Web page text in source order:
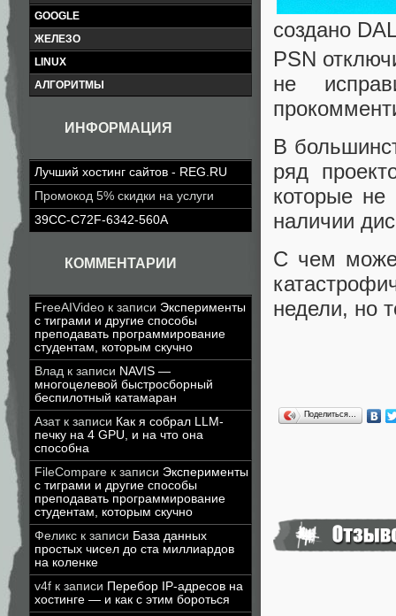
GOOGLE
ЖЕЛЕЗО
LINUX
АЛГОРИТМЫ
ИНФОРМАЦИЯ
Лучший хостинг сайтов - REG.RU
Промокод 5% скидки на услуги
39CC-C72F-6342-560A
КОММЕНТАРИИ
FreeAIVideo к записи Эксперименты
с тиграми и другие способы
преподавать программирование
студентам, которым скучно
Влад к записи NAVIS —
многоцелевой быстросборный
беспилотный катамаран
Азатк записи Как я собрал LLM-
печку на 4 GPU, и на что она
способна
FileCompare к записи Эксперименты
с тиграми и другие способы
преподавать программирование
студентам, которым скучно
Феликс к записи База данных
простых чисел до ста миллиардов
на коленке
v4f к записи Перебор IP-адресов на
хостинге — и как с этим бороться
создано
PSN
не
В
ряд
которые
наличии
С чем
недели, но
Поделиться…